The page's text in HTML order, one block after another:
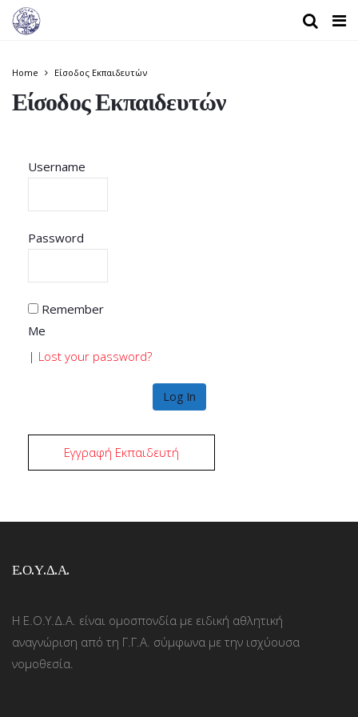
Home Είσοδος Εκπαιδευτών
Είσοδος Εκπαιδευτών
Username
Password
Remember
Me
| Lost your password?
Εγγραφή Εκπαιδευτή
Ε.Ο.Υ.Δ.Α.
Η Ε.Ο.Υ.Δ.Α. είναι ομοσπονδία με ειδική αθλητική
αναγνώριση από τη Γ.Γ.Α. σύμφωνα με την ισχύουσα
νομοθεσία.